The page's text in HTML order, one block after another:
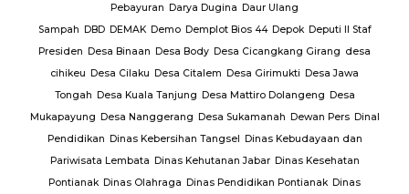
Pebayuran Darya Dugina Daur Ulang
Sampah DBD DEMAK Demo Demplot Bios 44 Depok Deputi II Staf
Presiden Desa Binaan Desa Body Desa Cicangkang Girang desa
cihikeu Desa Cilaku Desa Citalem Desa Girimukti Desa Jawa
Tongah Desa Kuala Tanjung Desa Mattiro Dolangeng Desa
Mukapayung Desa Nanggerang Desa Sukamanah Dewan Pers Dinal
Pendidikan Dinas Kebersihan Tangsel Dinas Kebudayaan dan
Pariwisata Lembata Dinas Kehutanan Jabar Dinas Kesehatan
Pontianak Dinas Olahraga Dinas Pendidikan Pontianak Dinas